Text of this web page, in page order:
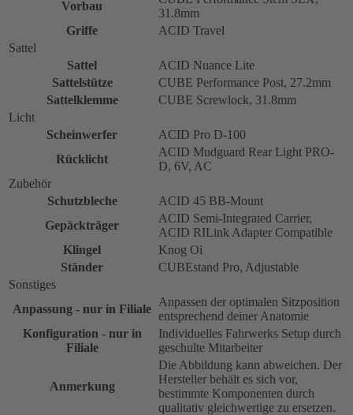
Vorbau
31.8mm
Griffe
ACID Travel
Sattel
Sattel
ACID Nuance Lite
Sattelstütze
CUBE Performance Post, 27.2mm
Sattelklemme
CUBE Screwlock, 31.8mm
Licht
Scheinwerfer
ACID Pro D-100
Rücklicht
ACID Mudguard Rear Light PRO-
D, 6V, AC
Zubehör
Schutzbleche
ACID 45 BB-Mount
Gepäckträger
ACID Semi-Integrated Carrier,
ACID RILink Adapter Compatible
Klingel
Knog Oi
Ständer
CUBEstand Pro, Adjustable
Sonstiges
Anpassung - nur in Filiale
Anpassen der optimalen Sitzposition
entsprechend deiner Anatomie
Konfiguration - nur in
Filiale
Individuelles Fahrwerks Setup durch
geschulte Mitarbeiter
Anmerkung
Die Abbildung kann abweichen. Der
Hersteller behält es sich vor,
bestimmte Komponenten durch
qualitativ gleichwertige zu ersetzen.